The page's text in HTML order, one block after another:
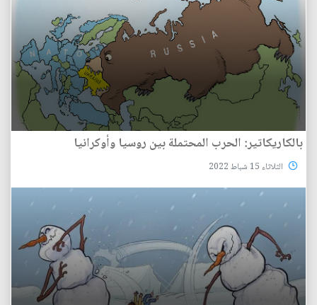
بالكاريكاتير: الحرب المحتملة بين روسيا وأوكرانيا
الثلاثاء 15 شباط 2022